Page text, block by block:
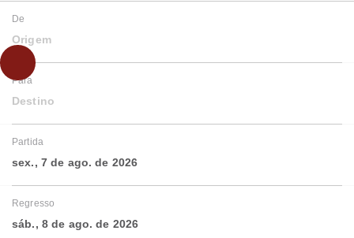
De
Origem
Para
Destino
Partida
sex., 7 de ago. de 2026
Regresso
sáb., 8 de ago. de 2026